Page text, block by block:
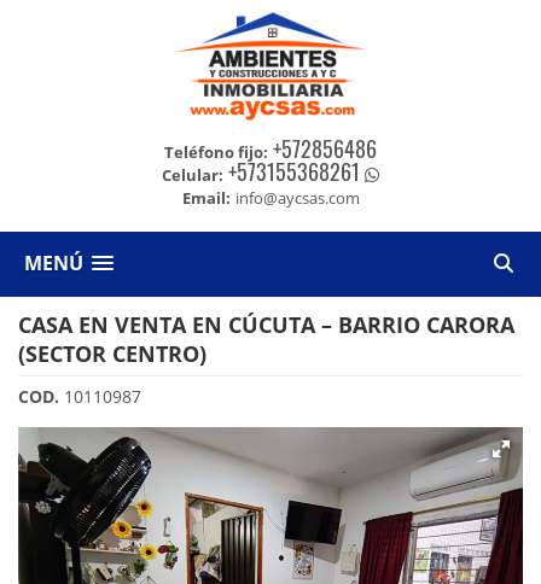
Teléfono fijo: +572856486
Celular: +573155368261
Email: info@aycsas.com
MENÚ
CASA EN VENTA EN CÚCUTA – BARRIO CARORA
(SECTOR CENTRO)
COD. 10110987